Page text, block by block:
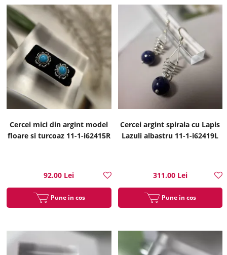
Cercei mici din argint model
floare si turcoaz 11-1-i62415R
92.00 Lei
Pune in cos
Cercei argint spirala cu Lapis
Lazuli albastru 11-1-i62419L
311.00 Lei
Pune in cos